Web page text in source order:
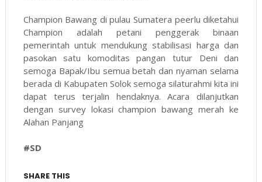
Champion Bawang di pulau Sumatera peerlu diketahui
Champion adalah petani penggerak binaan
pemerintah untuk mendukung stabilisasi harga dan
pasokan satu komoditas pangan tutur Deni dan
semoga Bapak/Ibu semua betah dan nyaman selama
berada di Kabupaten Solok semoga silaturahmi kita ini
dapat terus terjalin hendaknya. Acara dilanjutkan
dengan survey lokasi champion bawang merah ke
Alahan Panjang
#SD
SHARE THIS